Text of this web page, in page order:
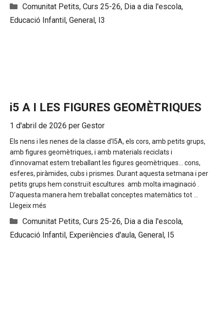
Categories
Comunitat Petits, Curs 25-26, Dia a dia l'escola,
Educació Infantil, General, I3
i5 A I LES FIGURES GEOMÈTRIQUES
1 d'abril de 2026 per Gestor
Els nens i les nenes de la classe d’I5A, els cors, amb petits grups,
amb figures geomètriques, i amb materials reciclats i
d’innovamat estem treballant les figures geomètriques… cons,
esferes, piràmides, cubs i prismes. Durant aquesta setmana i per
petits grups hem construït escultures amb molta imaginació .
D’aquesta manera hem treballat conceptes matemàtics tot …
Llegeix més
Categories
Comunitat Petits, Curs 25-26, Dia a dia l'escola,
Educació Infantil, Experiències d'aula, General, I5